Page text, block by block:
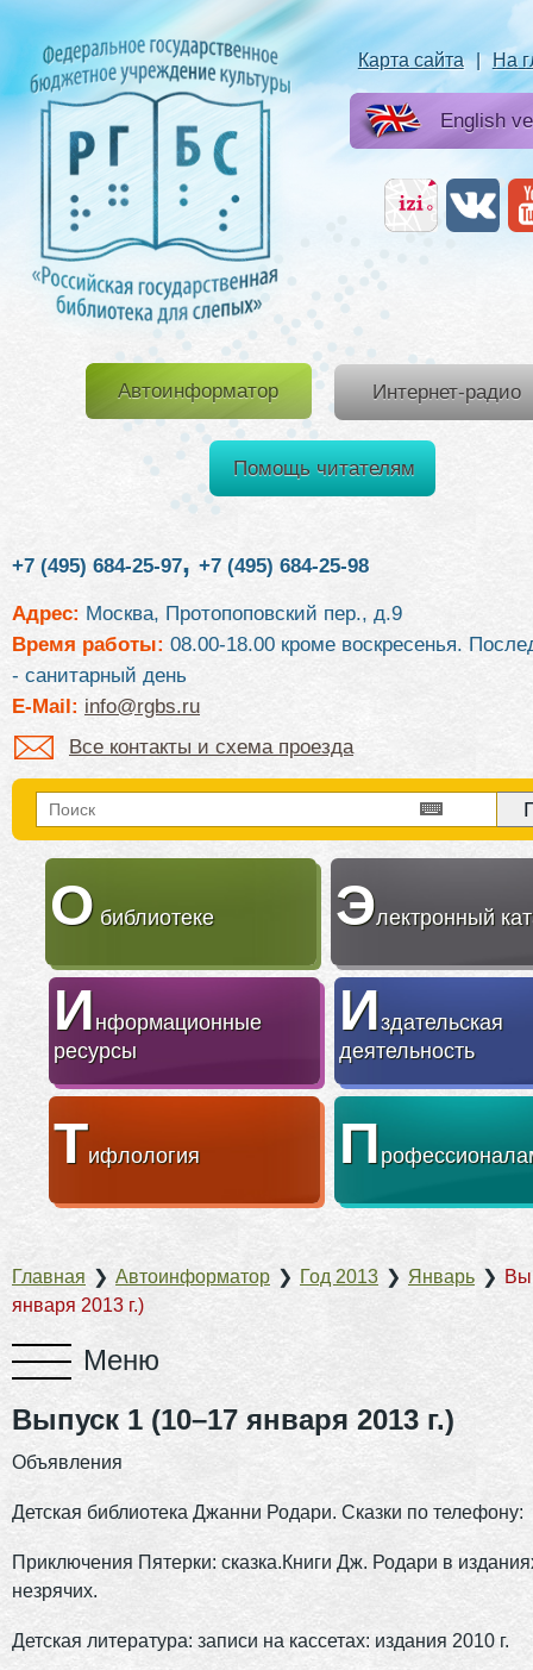
Карта сайта | На
English
Автоинформатор Интернет-радио
Помощь читателям
+7 (495) 684-25-97, +7 (495) 684-25-98
Адрес: Москва, Протопоповский пер., д.9
Время работы: 08.00-18.00 кроме воскресенья.
- санитарный день
E-Mail: info@rgbs.ru
Все контакты и схема проезда
О библиотеке Электронный
Информационные
ресурсы
Издательская
деятельность
Тифлология П
Главная ❯ Автоинформатор ❯ Год 2013 ❯ Январь ❯
января 2013 г.)
Выпуск 1 (10–17 января 2013 г.)
Объявления
Детская библиотека Джанни Родари. Сказки по телефону:
Приключения Пятерки: сказка.Книги Дж. Родари в
незрячих.
Детская литература: записи на кассетах: издания 2010 г.